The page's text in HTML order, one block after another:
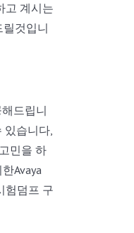
고 계시는
것입니
드립니
있습니다,
민을 하
Avaya
험덤프 구